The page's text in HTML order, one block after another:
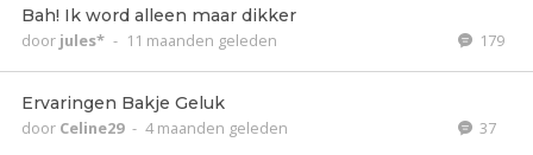
Bah! Ik word alleen maar dikker
door jules* - 11 maanden geleden 179
Ervaringen Bakje Geluk
door Celine29 - 4 maanden geleden 37